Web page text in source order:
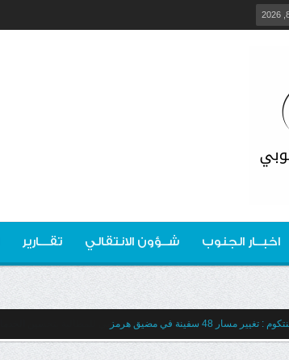
اخبــار الجنوب شــؤون الانتقالي تقـــارير
: تغيير مسار 48 سفينة في مضيق هرمز